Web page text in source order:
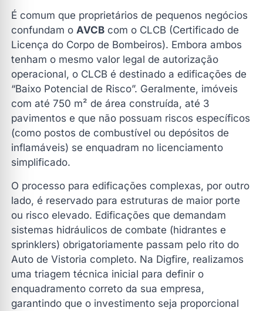
É comum que proprietários de pequenos negócios
confundam o AVCB com o CLCB (Certificado de
Licença do Corpo de Bombeiros). Embora ambos
tenham o mesmo valor legal de autorização
operacional, o CLCB é destinado a edificações de
“Baixo Potencial de Risco”. Geralmente, imóveis
com até 750 m² de área construída, até 3
pavimentos e que não possuam riscos específicos
(como postos de combustível ou depósitos de
inflamáveis) se enquadram no licenciamento
simplificado.
O processo para edificações complexas, por outro
lado, é reservado para estruturas de maior porte
ou risco elevado. Edificações que demandam
sistemas hidráulicos de combate (hidrantes e
sprinklers) obrigatoriamente passam pelo rito do
Auto de Vistoria completo. Na Digfire, realizamos
uma triagem técnica inicial para definir o
enquadramento correto da sua empresa,
garantindo que o investimento seja proporcional